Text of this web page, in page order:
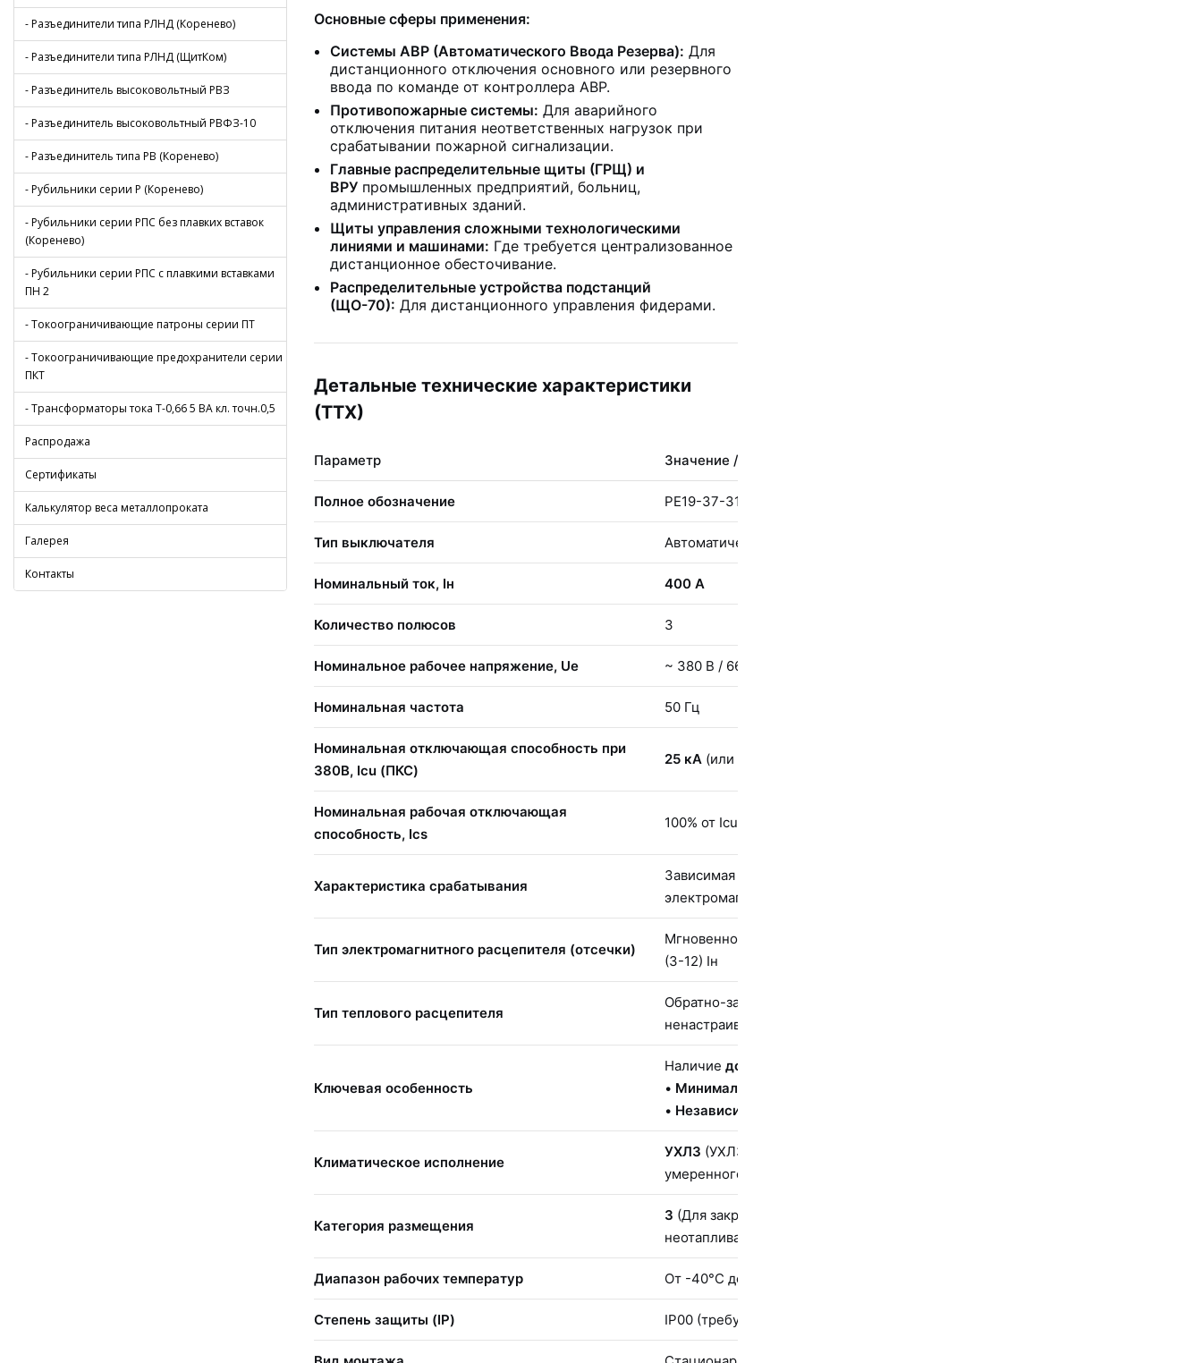
- Разъединители типа РЛНД (Коренево)
- Разъединители типа РЛНД (ЩитКом)
- Разъединитель высоковольтный РВЗ
- Разъединитель высоковольтный РВФЗ-10
- Разъединитель типа РВ (Коренево)
- Рубильники серии Р (Коренево)
- Рубильники серии РПС без плавких вставок
(Коренево)
- Рубильники серии РПС с плавкими вставками
ПН 2
- Токоограничивающие патроны серии ПТ
- Токоограничивающие предохранители серии
ПКТ
- Трансформаторы тока Т-0,66 5 ВА кл. точн.0,5
Распродажа
Сертификаты
Калькулятор веса металлопроката
Галерея
Контакты
Основные сферы применения:
Системы АВР (Автоматического Ввода Резерва): Для
дистанционного отключения основного или резервного
ввода по команде от контроллера АВР.
Противопожарные системы: Для аварийного
отключения питания неответственных нагрузок при
срабатывании пожарной сигнализации.
Главные распределительные щиты (ГРЩ) и
ВРУ промышленных предприятий, больниц,
административных зданий.
Щиты управления сложными технологическими
линиями и машинами: Где требуется централизованное
дистанционное обесточивание.
Распределительные устройства подстанций
(ЩО-70): Для дистанционного управления фидерами.
Детальные технические характеристики
(ТТХ)
Параметр Значение / Описание
Полное обозначение РЕ19-37-31140 00 УХЛЗ
Тип выключателя Автоматический выключатель серии
Номинальный ток, Iн 400 А
Количество полюсов 3
Номинальное рабочее напряжение, Ue ~ 380 В / 660 В
Номинальная частота 50 Гц
Номинальная отключающая способность при
380В, Icu (ПКС)
25 кА (или 35 кА для некоторых модификаций)
Номинальная рабочая отключающая
способность, Ics
100% от Icu (25 кА)
Характеристика срабатывания
Зависимая от тока (с тепловым и
электромагнитным расцепителем)
Тип электромагнитного расцепителя (отсечки)
Мгновенного действия, уставка срабатывания ≈
(3-12) Iн
Тип теплового расцепителя
Обратно-зависимая выдержка времени,
ненастраиваемый
Ключевая особенность
Наличие дополнительного расцепителя
• Минимального (РМ)
• Независимого (РН)
Климатическое исполнение
УХЛ3 (УХЛЗ — устаревшее написание). Для
умеренного и холодного климата.
Категория размещения
3 (Для закрытых отапливаемых или
неотапливаемых помещений).
Диапазон рабочих температур От -40°С до +40°С
Степень защиты (IP) IP00 (требует установки в закрытые щиты).